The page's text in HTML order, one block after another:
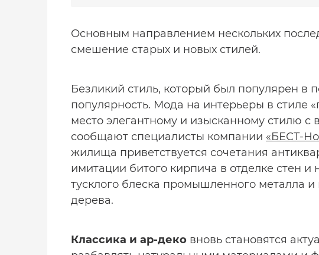
Основным направлением нескольких
смешение старых и новых стилей.
Безликий стиль, который был популярен в
популярность. Мода на интерьеры в стиле
место элегантному и изысканному стилю
сообщают специалисты компании «БЕСТ-
жилища приветствуется сочетания
имитации битого кирпича в отделке стен
тусклого блеска промышленного металла
дерева.
Классика и ар-деко вновь становятся